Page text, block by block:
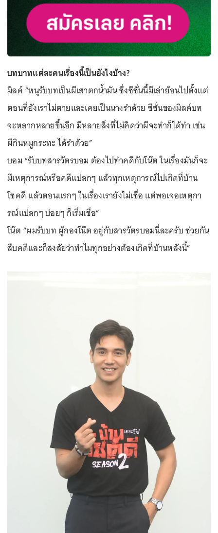
บทบาทแต่ละคนเรื่องนี้เป็นยังไงบ้าง?
มิลค์ “หนูรับบทเป็นผีเสาตกน้ำมัน ซึ่งซีซั่นนี้มีเล่าย้อนไปตั้งแต่
ตอนที่ยังเราไม่ตายและเคยเป็นนางรำด้วย ซีซั่นของมิลค์บท
จะหลากหลายขึ้นอีก มีหลายสิ่งที่ไม่คิดว่าผีจะทำก็ได้ทำ เช่น
ผีกินหมูกระทะ ได้รำด้วย”
บอม “รับบทสารวัตรบอม ต้องไปทำคดีกับโน๊ต ในเรื่องมันก็จะ
มีเหตุการณ์หรือคดีแปลกๆ แล้วทุกเหตุการณ์ไปเกิดที่บ้าน
โชคดี แล้วตอนแรกๆ ในเรื่องเรายังไม่เชื่อ แต่พอเจอเหตุกา
รณ์แปลกๆ บ่อยๆ ก็เริ่มเชื่อ”
โน๊ต “ผมรับบท ผู้กองโน๊ต อยู่กับสารวัตรบอมนี่ละครับ ช่วยกัน
สืบคดีและก็สงสัยว่าทำไมทุกอย่างต้องเกิดที่บ้านหลังนี้”